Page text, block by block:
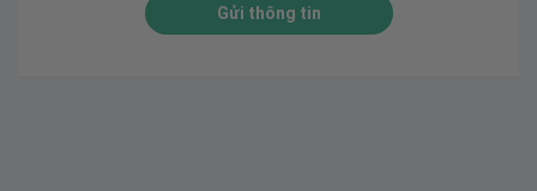
Gửi thông tin